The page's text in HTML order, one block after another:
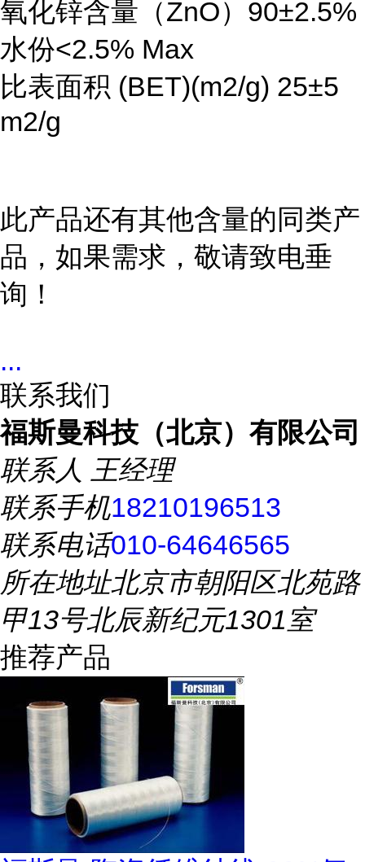
氧化锌含量（ZnO）90±2.5%
水份<2.5% Max
比表面积 (BET)(m2/g) 25±5
m2/g
此产品还有其他含量的同类产
品，如果需求，敬请致电垂
询！
...
联系我们
福斯曼科技（北京）有限公司
联系人 王经理
联系手机18210196513
联系电话010-64646565
所在地址北京市朝阳区北苑路
甲13号北辰新纪元1301室
推荐产品